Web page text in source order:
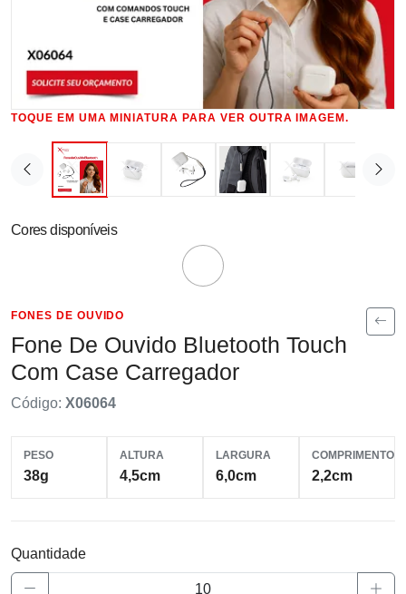
TOQUE EM UMA MINIATURA PARA VER OUTRA IMAGEM.
Cores disponíveis
FONES DE OUVIDO
Fone De Ouvido Bluetooth Touch
Com Case Carregador
Código: X06064
PESO
38g
ALTURA
4,5cm
LARGURA
6,0cm
COMPRIMENTO
2,2cm
Quantidade